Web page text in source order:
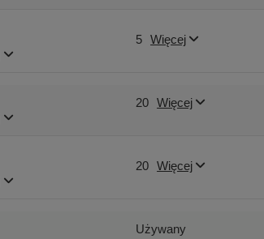
5 Więcej
20 Więcej
20 Więcej
Używany